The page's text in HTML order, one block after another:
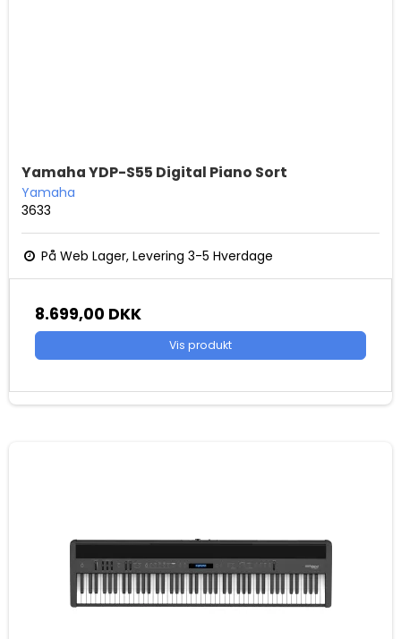
Yamaha YDP-S55 Digital Piano Sort
Yamaha
3633
På Web Lager, Levering 3-5 Hverdage
8.699,00 DKK
Vis produkt